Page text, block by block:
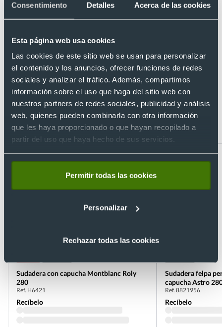
Consentimiento Detalles Acerca de las cookies
Esta página web usa cookies
Las cookies de este sitio web se usan para personalizar
el contenido y los anuncios, ofrecer funciones de redes
sociales y analizar el tráfico. Además, compartimos
información sobre el uso que haga del sitio web con
nuestros partners de redes sociales, publicidad y análisis
web, quienes pueden combinarla con otra información
que les haya proporcionado o que hayan recopilado a
partir del uso que haya hecho de sus servicios.
Permitir todas las cookies
Personalizar
Rechazar todas las cookies
Este producto todavía no tiene preguntas. Si tienes alguna
duda, consúltanos y te responderemos con la mayor
¿Tienes dudas sobre este producto?
Artículos relacionados con Sudadera
con capucha con detalle canalé de
niño Montblanc Roly 280
Sudadera con capucha Montblanc Roly
280
Ref. H6421
Recíbelo
Sudadera felpa
capucha Astro
Ref. 8821956
Recíbelo